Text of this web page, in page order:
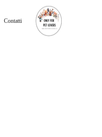
Contatti